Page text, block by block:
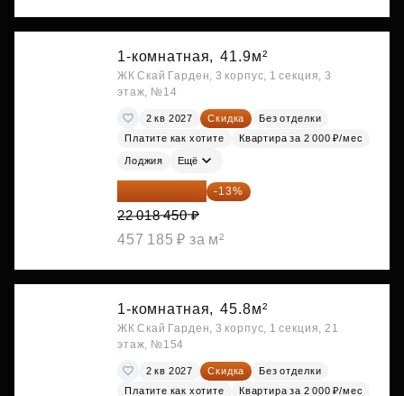
1-комнатная, 41.9м²
ЖК Скай Гарден, 3 корпус, 1 секция, 3
этаж, №14
2 кв 2027 Скидка
Без отделки
Платите как хотите
Квартира за 2 000 ₽/мес
Лоджия Ещё
19 156 052 ₽ -13%
22 018 450 ₽
457 185 ₽ за м²
1-комнатная, 45.8м²
ЖК Скай Гарден, 3 корпус, 1 секция, 21
этаж, №154
2 кв 2027 Скидка
Без отделки
Платите как хотите
Квартира за 2 000 ₽/мес